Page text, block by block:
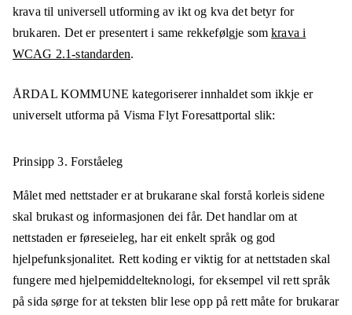
krava til universell utforming av ikt og kva det betyr for
brukaren. Det er presentert i same rekkefølgje somkrava i
WCAG 2.1-standarden.
ÅRDAL KOMMUNE kategoriserer innhaldet som ikkje er
universelt utforma på Visma Flyt Foresattportal slik:
Prinsipp 3. Forståeleg
Målet med nettstader er at brukarane skal forstå korleis sidene
skal brukast og informasjonen dei får. Det handlar om at
nettstaden er føreseieleg, har eit enkelt språk og god
hjelpefunksjonalitet. Rett koding er viktig for at nettstaden skal
fungere med hjelpemiddelteknologi, for eksempel vil rett språk
på sida sørge for at teksten blir lese opp på rett måte for brukarar